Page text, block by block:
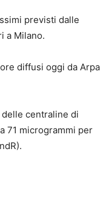
previsti dalle
a Milano.
diffusi oggi da Arpa
centraline di
71 microgrammi per